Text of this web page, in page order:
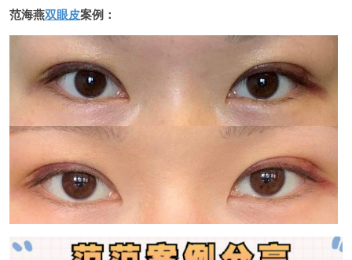
范海燕双眼皮案例：